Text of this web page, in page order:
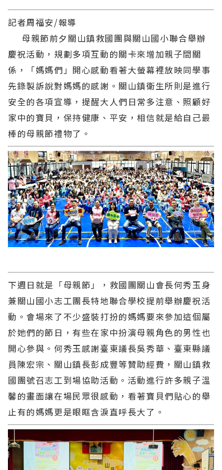
記者周福安/報導
母親節前夕關山鎮救國團與關山國小聯合舉辦
慶祝活動，規劃多項互動的關卡來增加親子間關
係，「媽媽們」開心感動看著大螢幕裡放映同學事
先錄製訴說對媽媽的感謝。關山鎮衛生所則是進行
安全的各項宣導，提醒大人們日常多注意、照顧好
家中的寶貝，保持健康、平安，相信就是給自己最
棒的母親節禮物了。
下週日就是「母親節」，救國團關山會長何秀玉身
兼關山國小志工團長特地聯合學校提前舉辦慶祝活
動。會場來了不少盛裝打扮的媽媽要來參加這個屬
於她們的節日，有些在家中扮演母親角色的男性也
開心參與。何秀玉感謝臺東議長吳秀華、臺東縣議
員陳宏宗、關山鎮長彭成豐等贊助經費，關山鎮救
國團號召志工到場協助活動。活動進行許多親子溫
馨的畫面讓在場民眾很感動，看著寶貝們貼心的舉
止有的媽媽更是眼眶含淚直呼長大了。